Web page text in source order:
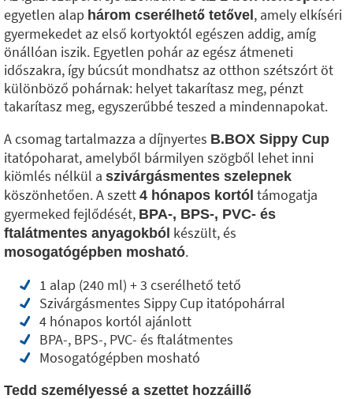
egyetlen alap három cserélhető tetővel , amely elkíséri
gyermekedet az első kortyoktól egészen addig, amíg
önállóan iszik. Egyetlen pohár az egész átmeneti
időszakra, így búcsút mondhatsz az otthon szétszórt öt
különböző pohárnak: helyet takarítasz meg, pénzt
takarítasz meg, egyszerűbbé teszed a mindennapokat.
A csomag tartalmazza a díjnyertes B.BOX Sippy Cup
itatópoharat, amelyből bármilyen szögből lehet inni
kiömlés nélkül a szivárgásmentes szelepnek
köszönhetően. A szett 4 hónapos kortól támogatja
gyermeked fejlődését, BPA-, BPS-, PVC- és
ftalátmentes anyagokból készült, és
mosogatógépben mosható.
1 alap (240 ml) + 3 cserélhető tető
Szivárgásmentes Sippy Cup itatópohárral
4 hónapos kortól ajánlott
BPA-, BPS-, PVC- és ftalátmentes
Mosogatógépben mosható
Tedd személyessé a szettet hozzáillő